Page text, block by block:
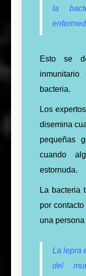
la
Esto se
bacteria.
Los
disemina
pequeñas
cuando
estornuda.
La bacteria
por
una
La lepra
del